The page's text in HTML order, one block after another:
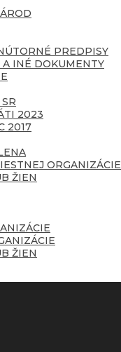
PREDPISY
INÉ DOKUMENTY
2023
2017
ORGANIZÁCIE
ŽIEN
ŽIEN